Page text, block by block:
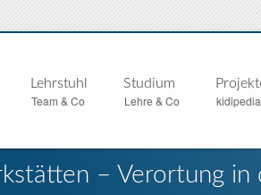
Lehrstuhl
Team & Co
Studium
Lehre & Co
– Verortung in